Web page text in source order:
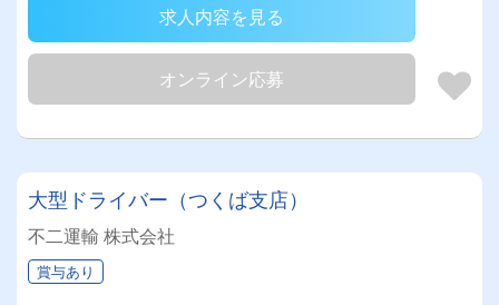
求人内容を見る
オンライン応募
大型ドライバー（つくば支店）
不二運輸 株式会社
賞与あり